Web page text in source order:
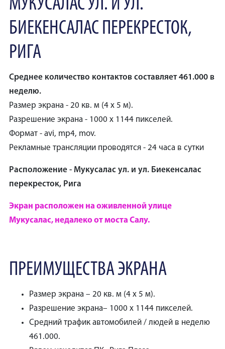
МУКУСАЛАС УЛ. И УЛ.
БИЕКЕНСАЛАС ПЕРЕКРЕСТОК,
РИГА
Среднее количество контактов составляет 461.000 в
неделю.
Размер экрана - 20 кв. м (4 x 5 м).
Разрешение экрана - 1000 x 1144 пикселей.
Формат - avi, mp4, mov.
Рекламные трансляции проводятся - 24 часа в сутки
Расположение - Мукусалас ул. и ул. Биекенсалас
перекресток, Рига
Экран расположен на оживленной улице
Мукусалас, недалеко от моста Салу.
ПРЕИМУЩЕСТВА ЭКРАНА
Размер экрана – 20 кв. м (4 x 5 м).
Разрешение экрана– 1000 x 1144 пикселей.
Средний трафик автомобилей / людей в неделю
461.000.